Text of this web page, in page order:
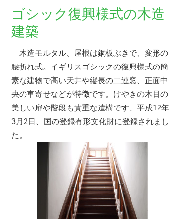
ゴシック復興様式の木造
建築
木造モルタル、屋根は銅板ぶきで、変形の
腰折れ式。イギリスゴシックの復興様式の簡
素な建物で高い天井や縦長の二連窓、正面中
央の車寄せなどが特徴です。けやきの木目の
美しい扉や階段も貴重な遺構です。平成12年
3月2日、国の登録有形文化財に登録されまし
た。